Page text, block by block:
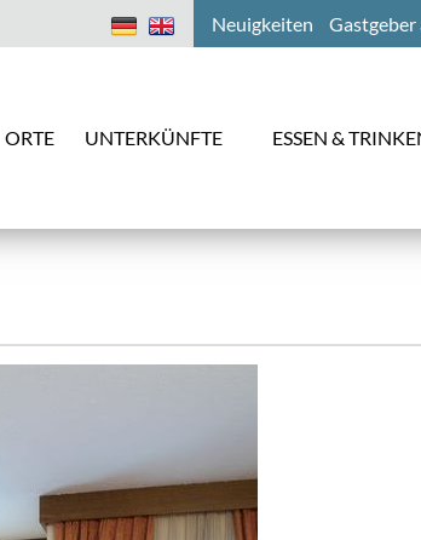
Neuigkeiten Gastgeber
ORTE UNTERKÜNFTE ESSEN &